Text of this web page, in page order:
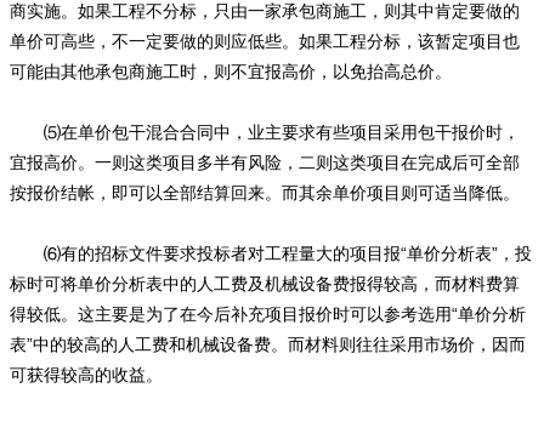
商实施。如果工程不分标，只由一家承包商施工，则其中肯定要做的
单价可高些，不一定要做的则应低些。如果工程分标，该暂定项目也
可能由其他承包商施工时，则不宜报高价，以免抬高总价。
⑸在单价包干混合合同中，业主要求有些项目采用包干报价时，
宜报高价。一则这类项目多半有风险，二则这类项目在完成后可全部
按报价结帐，即可以全部结算回来。而其余单价项目则可适当降低。
⑹有的招标文件要求投标者对工程量大的项目报“单价分析表”，投
标时可将单价分析表中的人工费及机械设备费报得较高，而材料费算
得较低。这主要是为了在今后补充项目报价时可以参考选用“单价分析
表”中的较高的人工费和机械设备费。而材料则往往采用市场价，因而
可获得较高的收益。